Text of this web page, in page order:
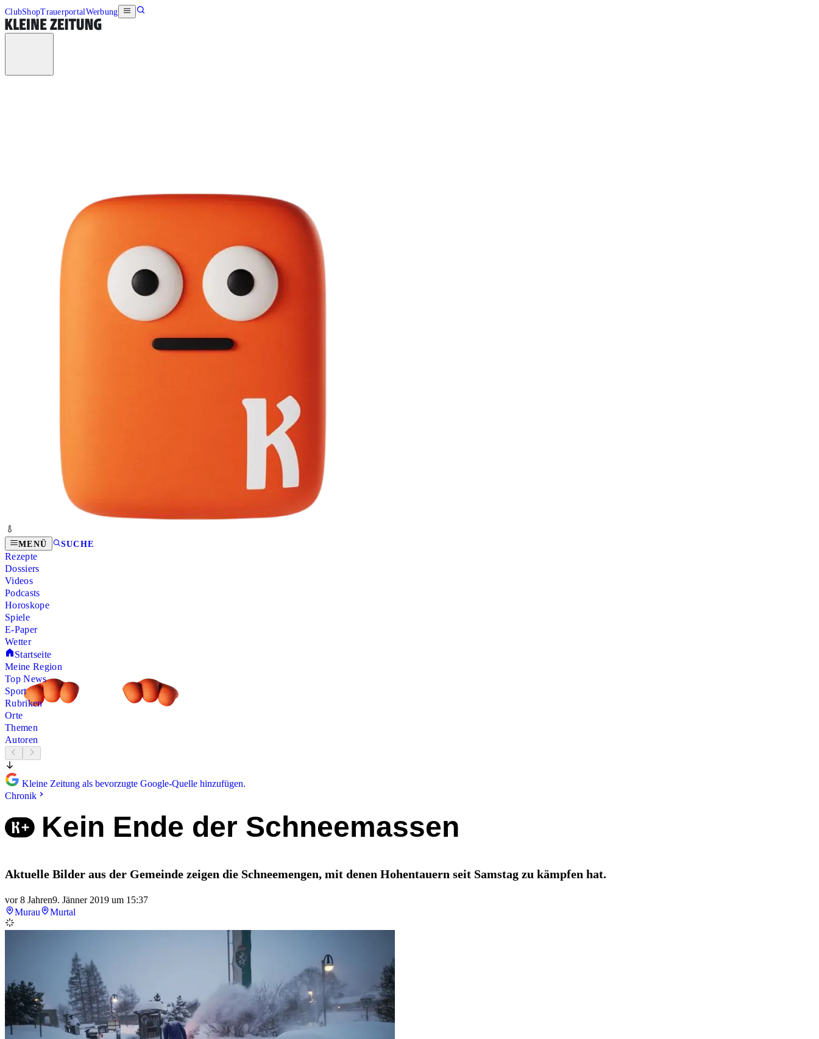
ClubShopTrauerportalWerbung
MENÜ SUCHE
Rezepte
Dossiers
Videos
Podcasts
Horoskope
Spiele
E-Paper
Wetter
Startseite
Meine Region
Top News
Sport
Rubriken
Orte
Themen
Autoren
Kleine Zeitung als bevorzugte Google-Quelle hinzufügen.
Chronik
Kein Ende der Schneemassen
Aktuelle Bilder aus der Gemeinde zeigen die Schneemengen, mit denen Hohentauern seit Samstag zu kämpfen hat.
vor 8 Jahren9. Jänner 2019 um 15:37
Murau
Murtal